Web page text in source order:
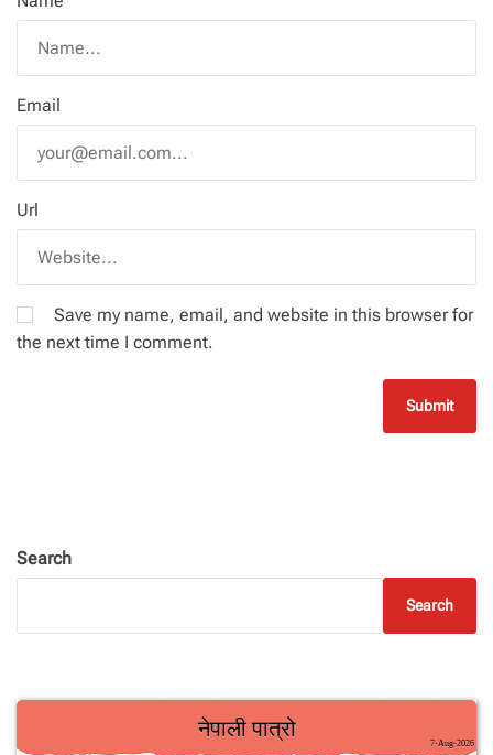
Email
Url
Save my name, email, and website in this browser for
the next time I comment.
Search
Search